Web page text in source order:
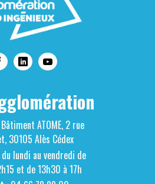
ATOME, 2 rue
30105 Alès Cédex
du lundi au vendredi de
et de 13h30 à 17h